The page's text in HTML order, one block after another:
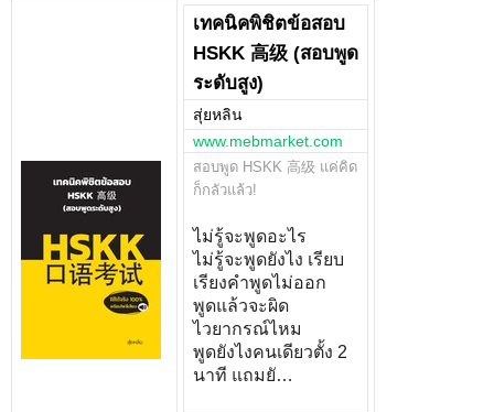
เทคนิคพิชิตข้อสอบ
HSKK 高级 (สอบพูด
ระดับสูง)
สุ่ยหลิน
www.mebmarket.com
สอบพูด HSKK 高级 แค่คิด
ก็กลัวแล้ว!
ไม่รู้จะพูดอะไร
ไม่รู้จะพูดยังไง เรียบ
เรียงคำพูดไม่ออก
พูดแล้วจะผิด
ไวยากรณ์ไหม
พูดยังไงคนเดียวตั้ง 2
นาที แถมยั…